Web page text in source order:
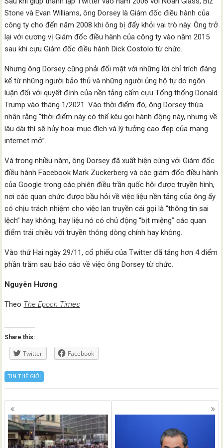
Stone và Evan Williams, ông Dorsey là Giám đốc điều hành của
công ty cho đến năm 2008 khi ông bị đẩy khỏi vai trò này. Ông trở
lại với cương vị Giám đốc điều hành của công ty vào năm 2015
sau khi cựu Giám đốc điều hành Dick Costolo từ chức.
Nhưng ông Dorsey cũng phải đối mặt với những lời chỉ trích đáng
kể từ những người bảo thủ và những người ủng hộ tự do ngôn
luận đối với quyết định của nền tảng cấm cựu Tổng thống Donald
Trump vào tháng 1/2021. Vào thời điểm đó, ông Dorsey thừa
nhận rằng “thời điểm này có thể kêu gọi hành động này, nhưng về
lâu dài thì sẽ hủy hoại mục đích và lý tưởng cao đẹp của mạng
internet mở”.
Và trong nhiều năm, ông Dorsey đã xuất hiện cùng với Giám đốc
điều hành Facebook Mark Zuckerberg và các giám đốc điều hành
của Google trong các phiên điều trần quốc hội được truyền hình,
nơi các quan chức được bầu hỏi về việc liệu nền tảng của ông ấy
có chịu trách nhiệm cho việc lan truyền cái gọi là “thông tin sai
lệch” hay không, hay liệu nó có chủ động “bịt miệng” các quan
điểm trái chiều với truyền thông dòng chính hay không.
Vào thứ Hai ngày 29/11, cổ phiếu của Twitter đã tăng hơn 4 điểm
phần trăm sau báo cáo về việc ông Dorsey từ chức.
Nguyên Hương
Theo The Epoch Times
Share this:
Twitter Facebook
TIN THẾ GIỚI
Posts
navigation